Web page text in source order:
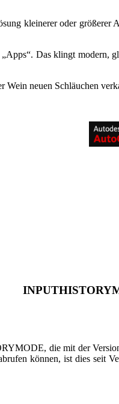
kleinerer oder
Das klingt modern,
neuen Schläuchen
die mit der
können, ist dies seit